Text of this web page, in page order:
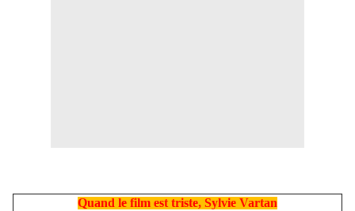
Quand le film est triste, Sylvie Vartan